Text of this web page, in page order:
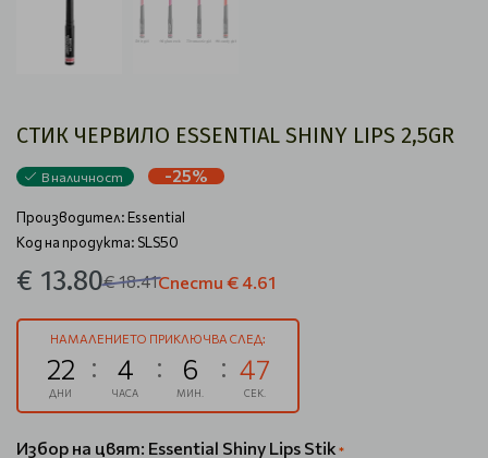
СТИК ЧЕРВИЛО ESSENTIAL SHINY LIPS 2,5GR
В наличност -25%
Производител:Essential
Код на продукта: SLS50
€ 13.80€ 18.41Спести € 4.61
НАМАЛЕНИЕТО ПРИКЛЮЧВА СЛЕД:
22
ДНИ
4
ЧАСА
6
МИН.
46
СЕК.
Избор на цвят: Essential Shiny Lips Stik